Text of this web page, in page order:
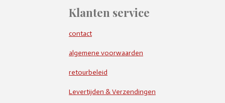
Klanten service
contact
algemene voorwaarden
retourbeleid
Levertijden & Verzendingen